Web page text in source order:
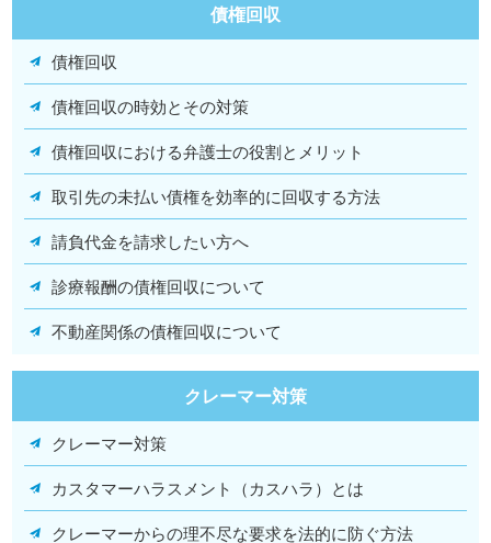
債権回収
債権回収
債権回収の時効とその対策
債権回収における弁護士の役割とメリット
取引先の未払い債権を効率的に回収する方法
請負代金を請求したい方へ
診療報酬の債権回収について
不動産関係の債権回収について
クレーマー対策
クレーマー対策
カスタマーハラスメント（カスハラ）とは
クレーマーからの理不尽な要求を法的に防ぐ方法